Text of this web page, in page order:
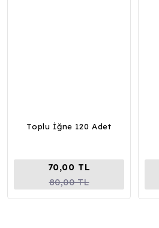
Toplu İğne 120 Adet
70,00 TL
80,00 TL